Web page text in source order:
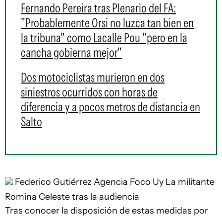
Fernando Pereira tras Plenario del FA:
"Probablemente Orsi no luzca tan bien en
la tribuna" como Lacalle Pou "pero en la
cancha gobierna mejor"
Dos motociclistas murieron en dos
siniestros ocurridos con horas de
diferencia y a pocos metros de distancia en
Salto
Federico Gutiérrez Agencia Foco Uy La militante
Romina Celeste tras la audiencia
Tras conocer la disposición de estas medidas por